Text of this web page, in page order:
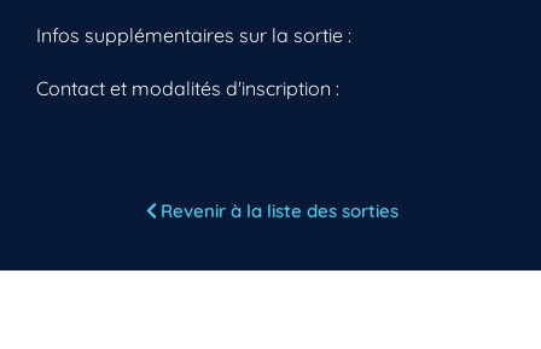
Infos supplémentaires sur la sortie :
Contact et modalités d'inscription :
Revenir à la liste des sorties